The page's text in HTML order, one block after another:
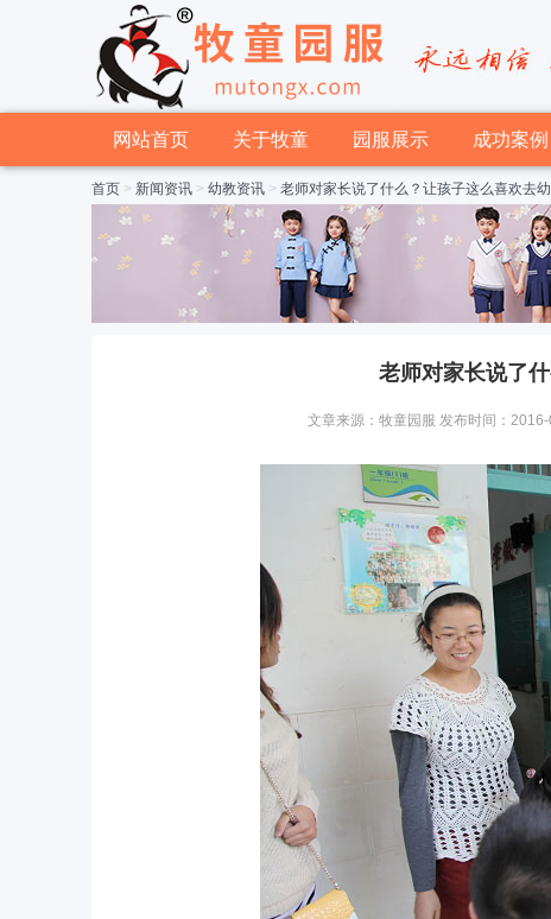
网站首页 关于牧童 园服展示 成功案例
首页 > 新闻资讯 > 幼教资讯 > 老师对家长说了什么？让孩子这么喜欢去幼
老师对家长说了
文章来源：牧童园服 发布时间：